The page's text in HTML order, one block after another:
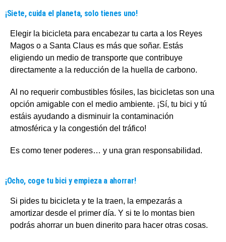
¡Siete, cuida el planeta, solo tienes uno!
Elegir la bicicleta para encabezar tu carta a los Reyes
Magos o a Santa Claus es más que soñar. Estás
eligiendo un medio de transporte que contribuye
directamente a la reducción de la huella de carbono.
Al no requerir combustibles fósiles, las bicicletas son una
opción amigable con el medio ambiente. ¡Sí, tu bici y tú
estáis ayudando a disminuir la contaminación
atmosférica y la congestión del tráfico!
Es como tener poderes… y una gran responsabilidad.
¡Ocho, coge tu bici y empieza a ahorrar!
Si pides tu bicicleta y te la traen, la empezarás a
amortizar desde el primer día. Y si te lo montas bien
podrás ahorrar un buen dinerito para hacer otras cosas.